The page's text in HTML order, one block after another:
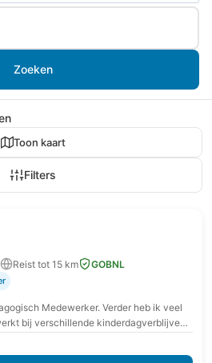
Zoeken
Toon kaart
Filters
Reist tot 15 km GOBNL
Medewerker. Verder heb ik veel
bij verschillende kinderdagverblijven,